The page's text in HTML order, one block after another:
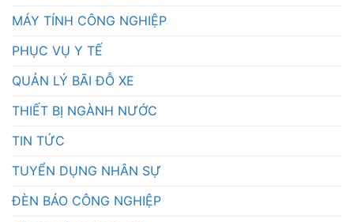
MÁY TÍNH CÔNG NGHIỆP
PHỤC VỤ Y TẾ
QUẢN LÝ BÃI ĐỖ XE
THIẾT BỊ NGÀNH NƯỚC
TIN TỨC
TUYỂN DỤNG NHÂN SỰ
ĐÈN BÁO CÔNG NGHIỆP